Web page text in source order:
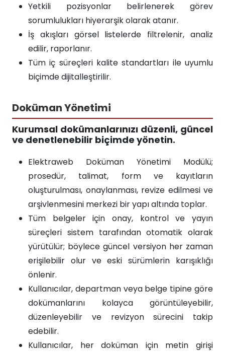
Yetkili pozisyonlar belirlenerek görev
sorumlulukları hiyerarşik olarak atanır.
İş akışları görsel listelerde filtrelenir, analiz
edilir, raporlanır.
Tüm iç süreçleri kalite standartları ile uyumlu
biçimde dijitalleştirilir.
Doküman Yönetimi
Kurumsal dokümanlarınızı düzenli, güncel
ve denetlenebilir biçimde yönetin.
Elektraweb Doküman Yönetimi Modülü;
prosedür, talimat, form ve kayıtların
oluşturulması, onaylanması, revize edilmesi ve
arşivlenmesini merkezi bir yapı altında toplar.
Tüm belgeler için onay, kontrol ve yayın
süreçleri sistem tarafından otomatik olarak
yürütülür; böylece güncel versiyon her zaman
erişilebilir olur ve eski sürümlerin karışıklığı
önlenir.
Kullanıcılar, departman veya belge tipine göre
dokümanlarını kolayca görüntüleyebilir,
düzenleyebilir ve revizyon sürecini takip
edebilir.
Kullanıcılar, her doküman için metin girişi